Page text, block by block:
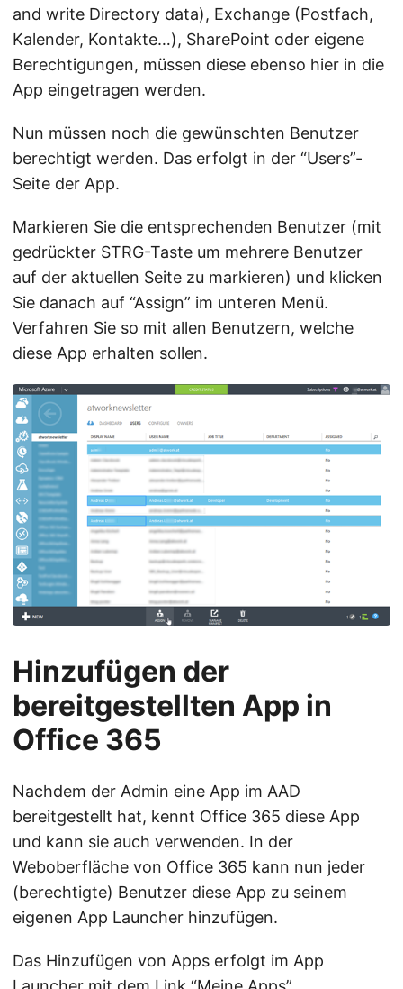
and write Directory data), Exchange (Postfach,
Kalender, Kontakte…), SharePoint oder eigene
Berechtigungen, müssen diese ebenso hier in die
App eingetragen werden.
Nun müssen noch die gewünschten Benutzer
berechtigt werden. Das erfolgt in der “Users”-
Seite der App.
Markieren Sie die entsprechenden Benutzer (mit
gedrückter STRG-Taste um mehrere Benutzer
auf der aktuellen Seite zu markieren) und klicken
Sie danach auf “Assign” im unteren Menü.
Verfahren Sie so mit allen Benutzern, welche
diese App erhalten sollen.
Hinzufügen der
bereitgestellten App in
Office 365
Nachdem der Admin eine App im AAD
bereitgestellt hat, kennt Office 365 diese App
und kann sie auch verwenden. In der
Weboberfläche von Office 365 kann nun jeder
(berechtigte) Benutzer diese App zu seinem
eigenen App Launcher hinzufügen.
Das Hinzufügen von Apps erfolgt im App